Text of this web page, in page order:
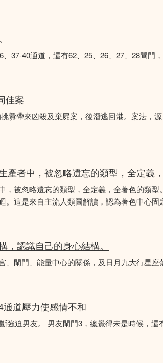
37-40通道，還有62、25、26、27、28閘門
佳案
釁帶來凶殺及棄屍案，後潛逃回港。案法，
產者中，被忽略遺忘的類型，全定義
，被忽略遺忘的類型，全定義，全著色的類型
這是來自主流人類圖解讀，認為著色中心固
，認識自己的身心結構。
閘門、能量中心的關係，及日月九大行星座
道壓力使感情不和
強迫男友。 男友閘門3，總覺得未是時候，還